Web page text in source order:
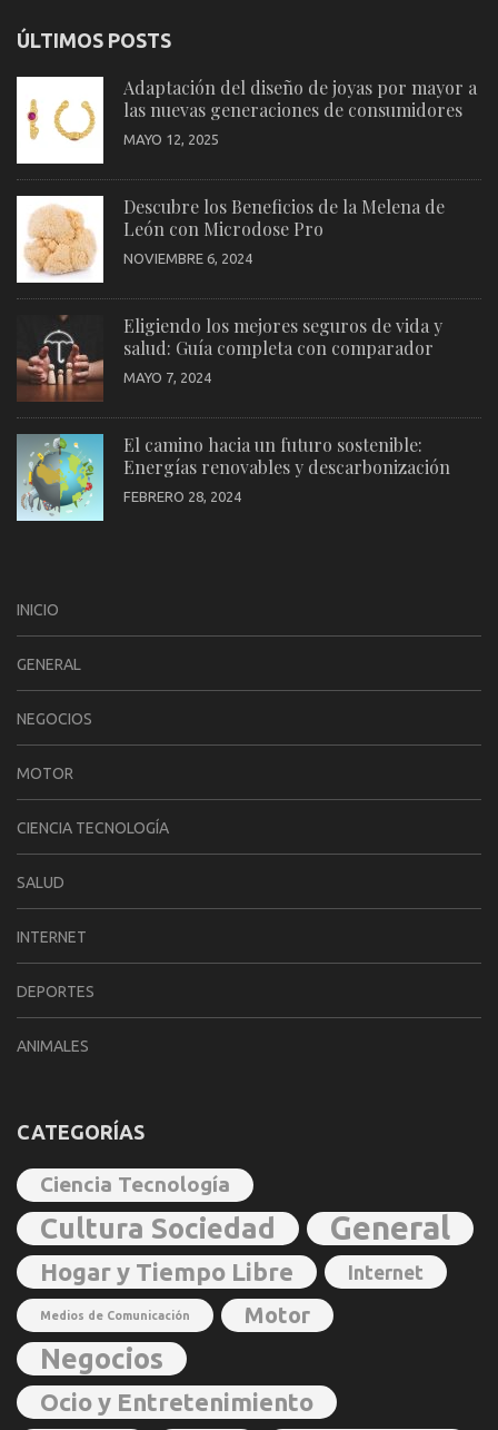
ÚLTIMOS POSTS
Adaptación del diseño de joyas por mayor a
las nuevas generaciones de consumidores
MAYO 12, 2025
Descubre los Beneficios de la Melena de
León con Microdose Pro
NOVIEMBRE 6, 2024
Eligiendo los mejores seguros de vida y
salud: Guía completa con comparador
MAYO 7, 2024
El camino hacia un futuro sostenible:
Energías renovables y descarbonización
FEBRERO 28, 2024
INICIO
GENERAL
NEGOCIOS
MOTOR
CIENCIA TECNOLOGÍA
SALUD
INTERNET
DEPORTES
ANIMALES
CATEGORÍAS
Ciencia Tecnología
Cultura Sociedad General
Hogar y Tiempo Libre Internet
Medios de Comunicación Motor
Negocios
Ocio y Entretenimiento